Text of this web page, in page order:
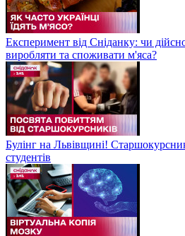
Експеримент від Сніданку: чи
виробляти та споживати м'яса?
Булінг на Львівщині!
студентів